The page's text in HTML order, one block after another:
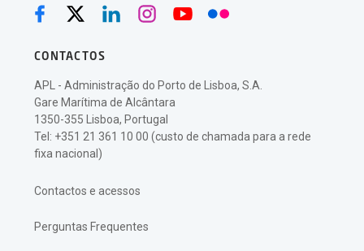
CONTACTOS
APL - Administração do Porto de Lisboa, S.A.
Gare Marítima de Alcântara
1350-355 Lisboa, Portugal
Tel: +351 21 361 10 00 (custo de chamada para a rede
fixa nacional)
Contactos e acessos
Perguntas Frequentes